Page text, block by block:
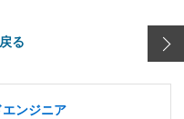
る
ンジニア